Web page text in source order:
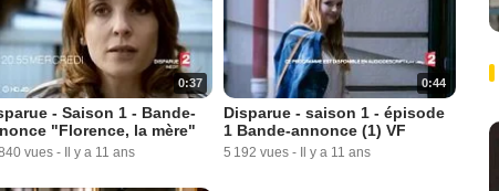
0:37
- Saison 1 - Bande-
"Florence, la mère"
vues - Il y a 11 ans
0:44
Disparue - saison 1 - épisode
1 Bande-annonce (1) VF
5 192 vues - Il y a 11 ans